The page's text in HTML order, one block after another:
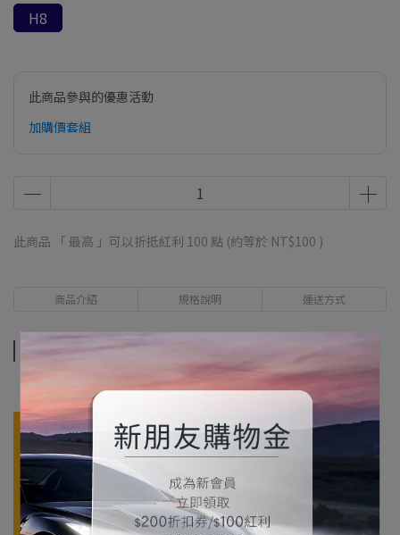
H8
此商品參與的優惠活動
加購價套組
此商品 「 最高 」可以折抵紅利 100 點 (約等於 NT$100 )
商品介紹 規格說明 運送方式
商品介紹